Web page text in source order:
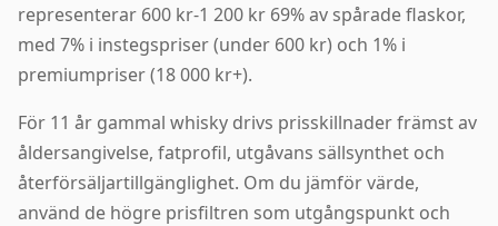
representerar 600 kr-1 200 kr 69% av spårade flaskor,
med 7% i instegspriser (under 600 kr) och 1% i
premiumpriser (18 000 kr+).
För 11 år gammal whisky drivs prisskillnader främst av
åldersangivelse, fatprofil, utgåvans sällsynthet och
återförsäljartillgänglighet. Om du jämför värde,
använd de högre prisfiltren som utgångspunkt och